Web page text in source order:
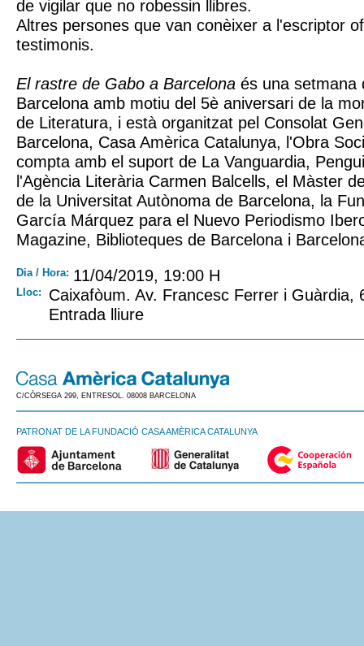
de vigilar que no robessin llibres.
Altres persones que van conèixer a l'escriptor
testimonis.
El rastre de Gabo a Barcelona és una setmana
Barcelona amb motiu del 5è aniversari de la
de Literatura, i està organitzat pel Consolat
Barcelona, Casa Amèrica Catalunya, l'Obra
compta amb el suport de La Vanguardia,
l'Agència Literària Carmen Balcells, el Màster
de la Universitat Autònoma de Barcelona, la
García Márquez para el Nuevo Periodismo
Magazine, Biblioteques de Barcelona i
Dia / Hora: 11/04/2019, 19:00 H
Lloc:
Caixafòum. Av. Francesc Ferrer i Guàrdia,
Entrada lliure
C/CÒRSEGA 299, ENTRESOL. 08008 BARCELONA
PATRONAT DE LA FUNDACIÓ CASA AMÈRICA CATALUNYA